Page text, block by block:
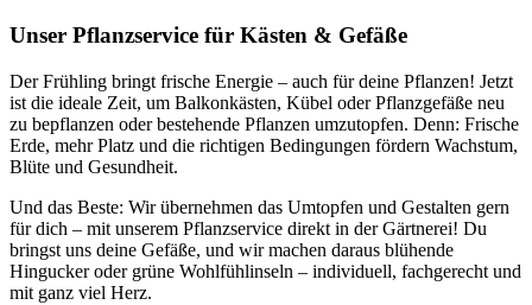
Unser Pflanzservice für Kästen & Gefäße
Der Frühling bringt frische Energie – auch für deine Pflanzen! Jetzt
ist die ideale Zeit, um Balkonkästen, Kübel oder Pflanzgefäße neu
zu bepflanzen oder bestehende Pflanzen umzutopfen. Denn: Frische
Erde, mehr Platz und die richtigen Bedingungen fördern Wachstum,
Blüte und Gesundheit.
Und das Beste: Wir übernehmen das Umtopfen und Gestalten gern
für dich – mit unserem Pflanzservice direkt in der Gärtnerei! Du
bringst uns deine Gefäße, und wir machen daraus blühende
Hingucker oder grüne Wohlfühlinseln – individuell, fachgerecht und
mit ganz viel Herz.